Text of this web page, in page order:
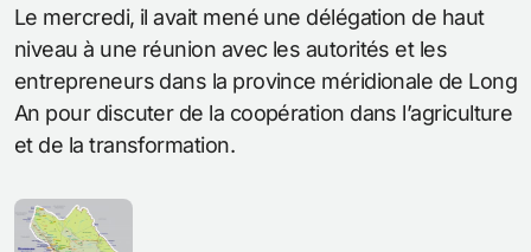
Le mercredi, il avait mené une délégation de haut
niveau à une réunion avec les autorités et les
entrepreneurs dans la province méridionale de Long
An pour discuter de la coopération dans l’agriculture
et de la transformation.